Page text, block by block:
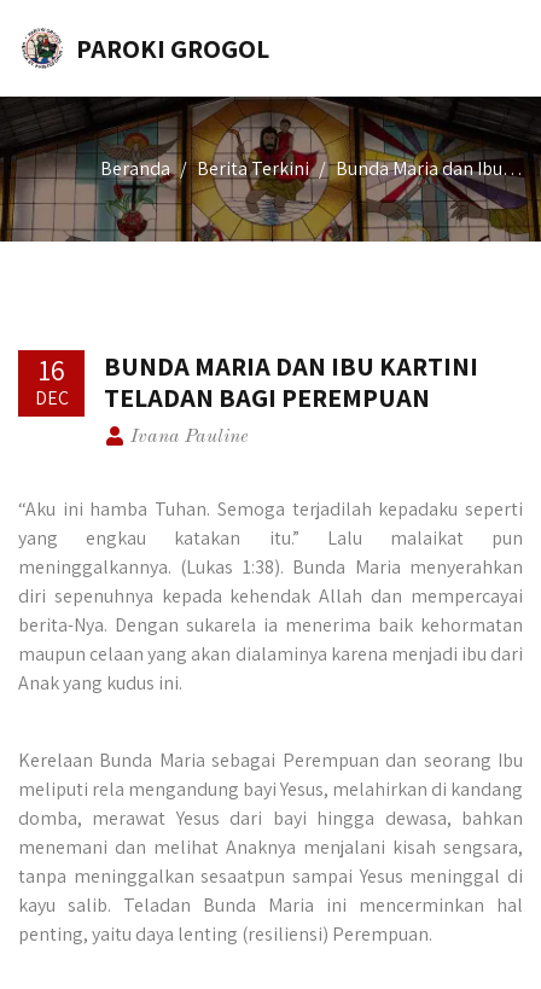
PAROKI GROGOL
Beranda Berita Terkini Bunda Maria dan Ibu…
16
DEC
BUNDA MARIA DAN IBU KARTINI
TELADAN BAGI PEREMPUAN
Ivana Pauline
“Aku ini hamba Tuhan. Semoga terjadilah kepadaku seperti
yang engkau katakan itu.” Lalu malaikat pun
meninggalkannya. (Lukas 1:38). Bunda Maria menyerahkan
diri sepenuhnya kepada kehendak Allah dan mempercayai
berita-Nya. Dengan sukarela ia menerima baik kehormatan
maupun celaan yang akan dialaminya karena menjadi ibu dari
Anak yang kudus ini.
Kerelaan Bunda Maria sebagai Perempuan dan seorang Ibu
meliputi rela mengandung bayi Yesus, melahirkan di kandang
domba, merawat Yesus dari bayi hingga dewasa, bahkan
menemani dan melihat Anaknya menjalani kisah sengsara,
tanpa meninggalkan sesaatpun sampai Yesus meninggal di
kayu salib. Teladan Bunda Maria ini mencerminkan hal
penting, yaitu daya lenting (resiliensi) Perempuan.